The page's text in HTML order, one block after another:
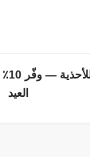
العيد